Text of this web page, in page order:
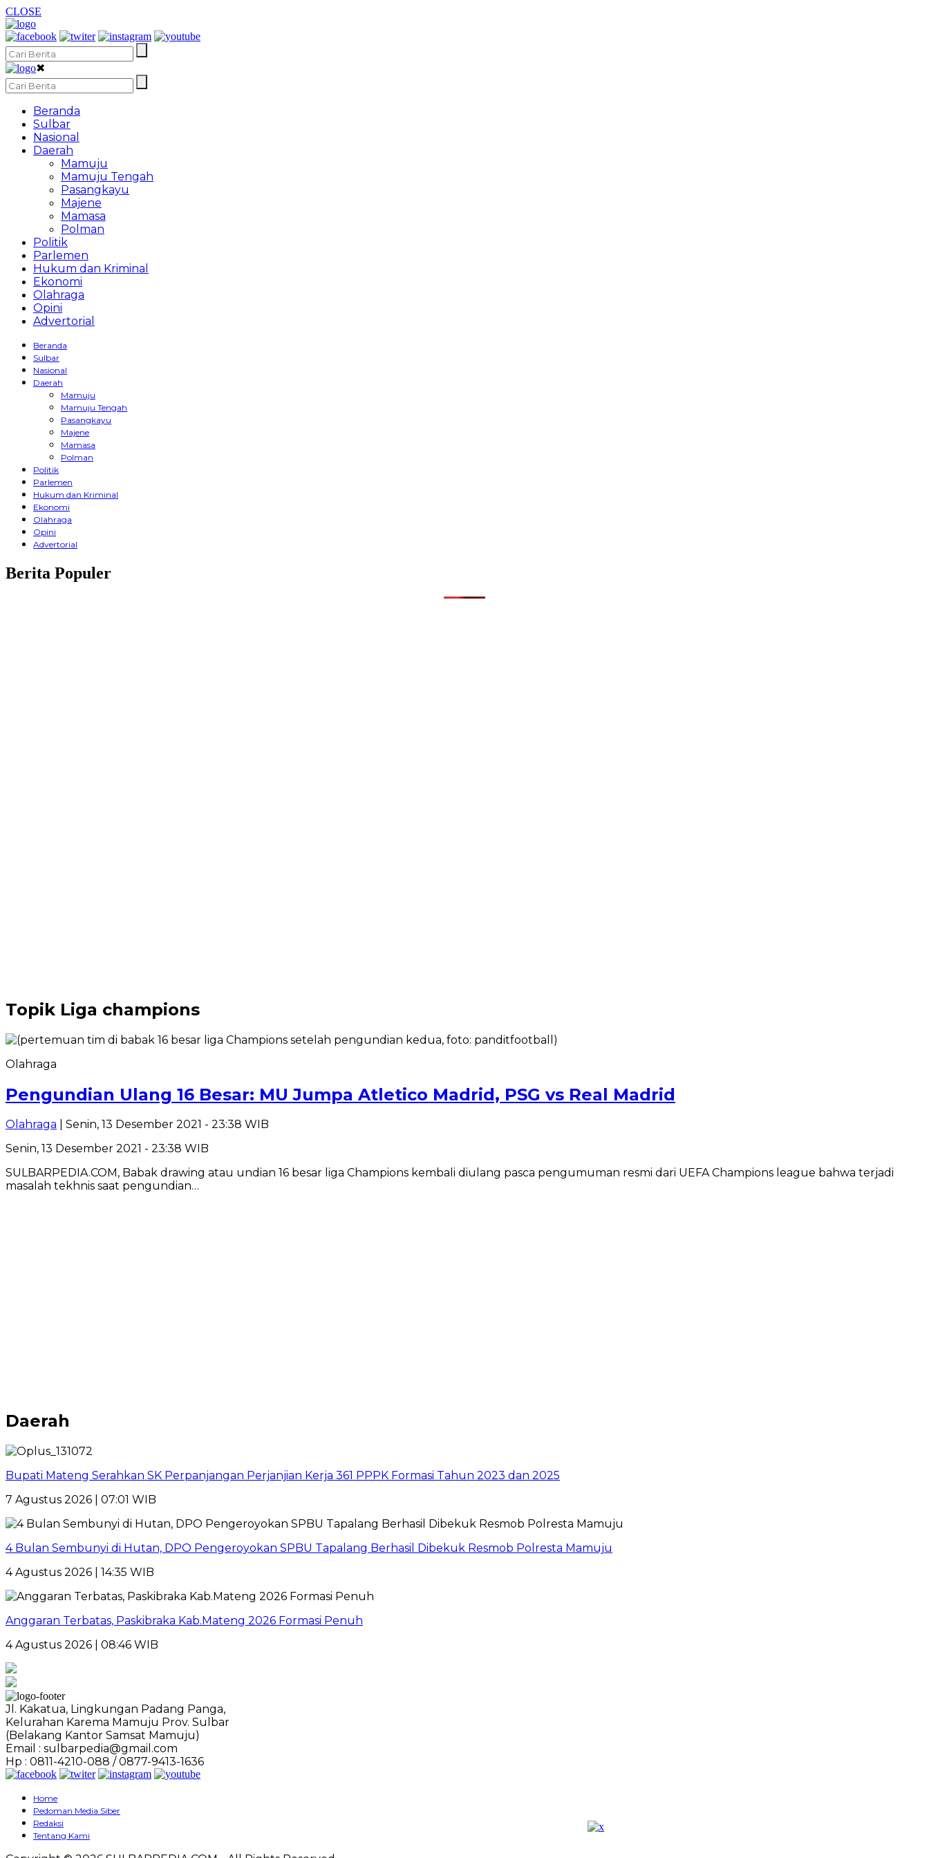
CLOSE
✖
Beranda
Sulbar
Nasional
Daerah
Mamuju
Mamuju Tengah
Pasangkayu
Majene
Mamasa
Polman
Politik
Parlemen
Hukum dan Kriminal
Ekonomi
Olahraga
Opini
Advertorial
Beranda
Sulbar
Nasional
Daerah
Mamuju
Mamuju Tengah
Pasangkayu
Majene
Mamasa
Polman
Politik
Parlemen
Hukum dan Kriminal
Ekonomi
Olahraga
Opini
Advertorial
Berita Populer
Topik Liga champions
Olahraga
Pengundian Ulang 16 Besar: MU Jumpa Atletico Madrid, PSG vs Real Madrid
Olahraga | Senin, 13 Desember 2021 - 23:38 WIB
Senin, 13 Desember 2021 - 23:38 WIB
SULBARPEDIA.COM, Babak drawing atau undian 16 besar liga Champions kembali diulang pasca pengumuman resmi dari UEFA Champions league bahwa terjadi
masalah tekhnis saat pengundian…
Daerah
Bupati Mateng Serahkan SK Perpanjangan Perjanjian Kerja 361 PPPK Formasi Tahun 2023 dan 2025
7 Agustus 2026 | 07:01 WIB
4 Bulan Sembunyi di Hutan, DPO Pengeroyokan SPBU Tapalang Berhasil Dibekuk Resmob Polresta Mamuju
4 Agustus 2026 | 14:35 WIB
Anggaran Terbatas, Paskibraka Kab.Mateng 2026 Formasi Penuh
4 Agustus 2026 | 08:46 WIB
Jl. Kakatua, Lingkungan Padang Panga,
Kelurahan Karema Mamuju Prov. Sulbar
(Belakang Kantor Samsat Mamuju)
Email : sulbarpedia@gmail.com
Hp : 0811-4210-088 / 0877-9413-1636
Home
Pedoman Media Siber
Redaksi
Tentang Kami